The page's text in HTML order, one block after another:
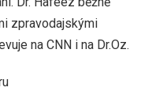
zpravodajskými
na CNN i na Dr.Oz.